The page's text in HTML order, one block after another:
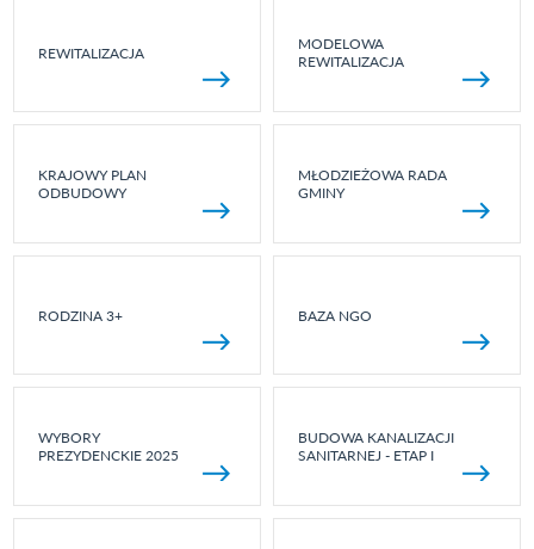
REWITALIZACJA
MODELOWA
REWITALIZACJA
KRAJOWY PLAN
ODBUDOWY
MŁODZIEŻOWA RADA
GMINY
RODZINA 3+ BAZA NGO
WYBORY
PREZYDENCKIE 2025
BUDOWA KANALIZACJI
SANITARNEJ - ETAP I